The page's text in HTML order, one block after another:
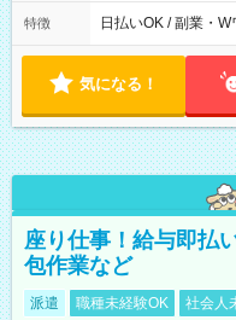
特徴 日払いOK / 副業・
気になる！
座り仕事！給与即払
包作業など
派遣 職種未経験OK 社会人